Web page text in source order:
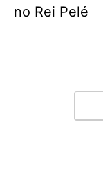
no Rei Pelé